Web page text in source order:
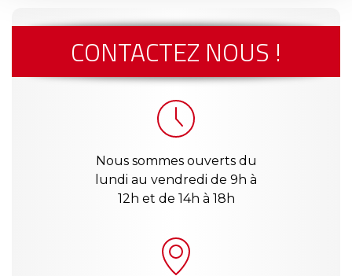
CONTACTEZ NOUS !
Nous sommes ouverts du
lundi au vendredi de 9h à
12h et de 14h à 18h